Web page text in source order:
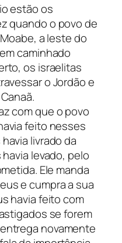
estão os
quando o povo de
a leste do
caminhado
os israelitas
o Jordão e
com que o povo
feito nesses
livrado da
levado, pelo
Ele manda
e cumpra a sua
havia feito com
se forem
novamente